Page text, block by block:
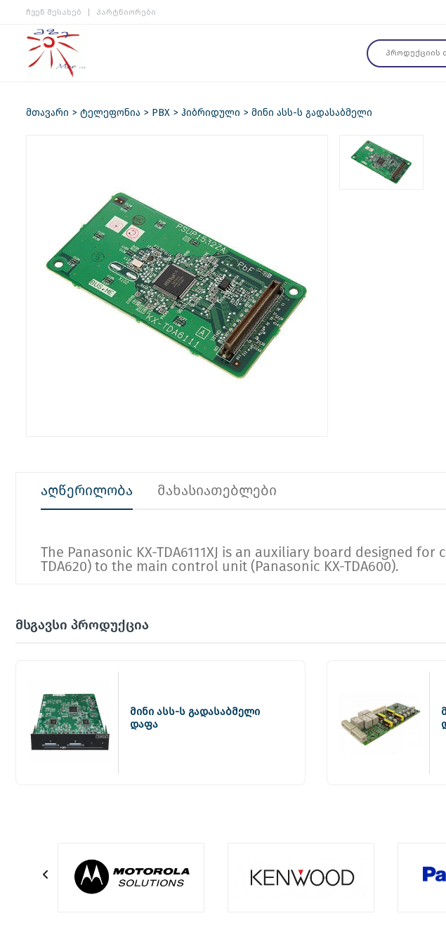
ჩვენ შესახებ პარტნიორები
მთავარი ტელეფონია PBX ჰიბრიდული მინი ასს-ს გადასაბმელი
აღწერილობა მახასიათებლები
The Panasonic KX-TDA6111XJ is an auxiliary board designed for
TDA620) to the main control unit (Panasonic KX-TDA600).
მსგავსი პროდუქცია
მინი ასს-ს გადასაბმელი
დაფა